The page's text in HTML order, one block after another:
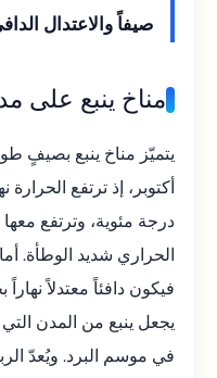
صيفاً والاعتدال
مناخ ينبع على
يتميّز مناخ ينبع بصيفٍ
درجة مئوية، وترتفع
الحراري شديد الوطأة.
يجعل ينبع من المدن
في موسم البرد. ويُعدّ